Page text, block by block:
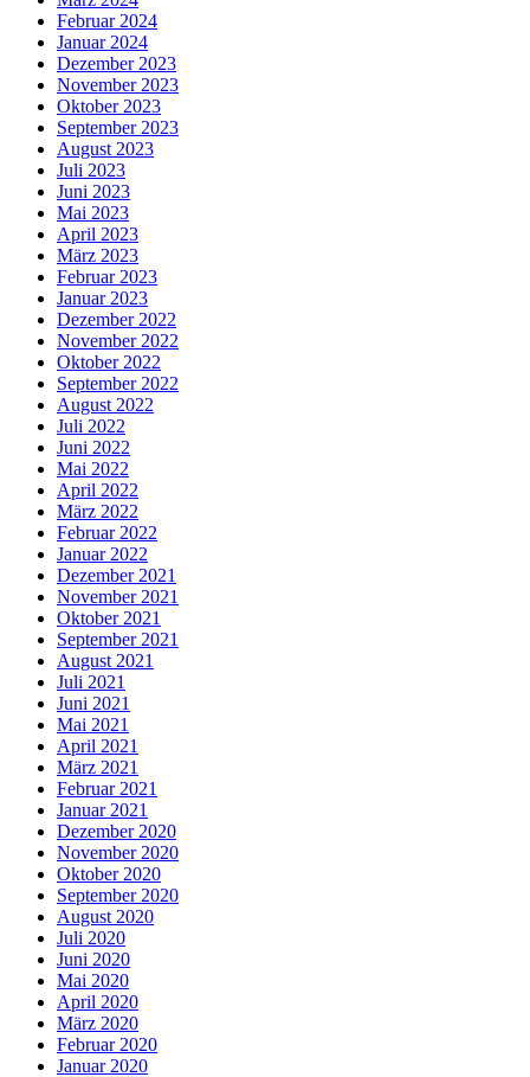
Februar 2024
Januar 2024
Dezember 2023
November 2023
Oktober 2023
September 2023
August 2023
Juli 2023
Juni 2023
Mai 2023
April 2023
März 2023
Februar 2023
Januar 2023
Dezember 2022
November 2022
Oktober 2022
September 2022
August 2022
Juli 2022
Juni 2022
Mai 2022
April 2022
März 2022
Februar 2022
Januar 2022
Dezember 2021
November 2021
Oktober 2021
September 2021
August 2021
Juli 2021
Juni 2021
Mai 2021
April 2021
März 2021
Februar 2021
Januar 2021
Dezember 2020
November 2020
Oktober 2020
September 2020
August 2020
Juli 2020
Juni 2020
Mai 2020
April 2020
März 2020
Februar 2020
Januar 2020